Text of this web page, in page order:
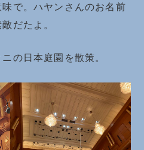
で。ハヤンさんのお名前
だたよ。
の日本庭園を散策。